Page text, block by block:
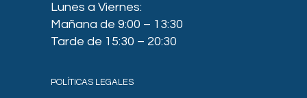
Lunes a Viernes:
Mañana de 9:00 – 13:30
Tarde de 15:30 – 20:30
POLÍTICAS LEGALES